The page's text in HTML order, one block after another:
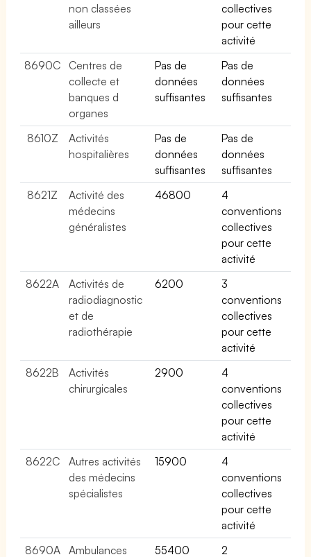
non classées
ailleurs
collectives
pour cette
activité
8690C
Centres de
collecte et
banques d
organes
Pas de
données
suffisantes
Pas de
données
suffisantes
8610Z
Activités
hospitalières
Pas de
données
suffisantes
Pas de
données
suffisantes
8621Z
Activité des
médecins
généralistes
46800
4
conventions
collectives
pour cette
activité
8622A
Activités de
radiodiagnostic
et de
radiothérapie
6200
3
conventions
collectives
pour cette
activité
8622B
Activités
chirurgicales
2900
4
conventions
collectives
pour cette
activité
8622C
Autres activités
des médecins
spécialistes
15900
4
conventions
collectives
pour cette
activité
8690A
Ambulances 55400 2